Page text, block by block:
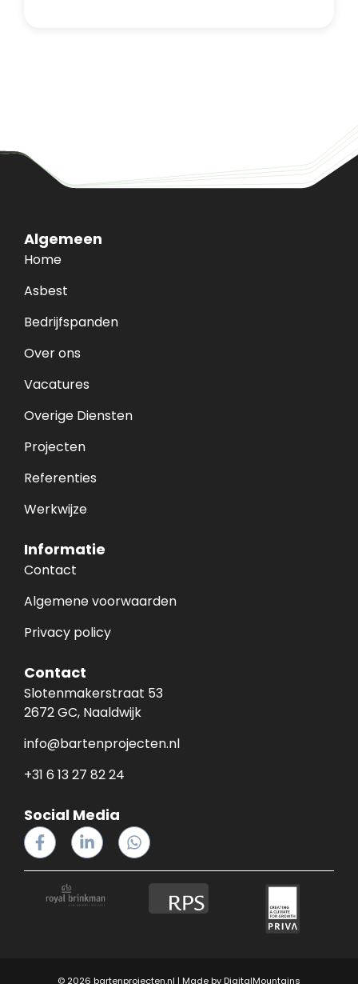
Algemeen
Home
Asbest
Bedrijfspanden
Over ons
Vacatures
Overige Diensten
Projecten
Referenties
Werkwijze
Informatie
Contact
Algemene voorwaarden
Privacy policy
Contact
Slotenmakerstraat 53
2672 GC, Naaldwijk
info@bartenprojecten.nl
+31 6 13 27 82 24
Social Media
© 2026 bartenprojecten.nl | Made by DigitalMountains